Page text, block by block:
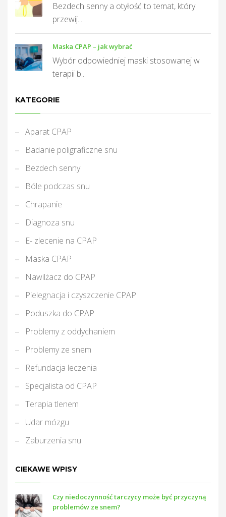
Bezdech senny a otyłość to temat, który
przewij...
Maska CPAP – jak wybrać
Wybór odpowiedniej maski stosowanej w
terapii b...
KATEGORIE
Aparat CPAP
Badanie poligraficzne snu
Bezdech senny
Bóle podczas snu
Chrapanie
Diagnoza snu
E- zlecenie na CPAP
Maska CPAP
Nawilżacz do CPAP
Pielegnacja i czyszczenie CPAP
Poduszka do CPAP
Problemy z oddychaniem
Problemy ze snem
Refundacja leczenia
Specjalista od CPAP
Terapia tlenem
Udar mózgu
Zaburzenia snu
CIEKAWE WPISY
Czy niedoczynność tarczycy może być przyczyną
problemów ze snem?